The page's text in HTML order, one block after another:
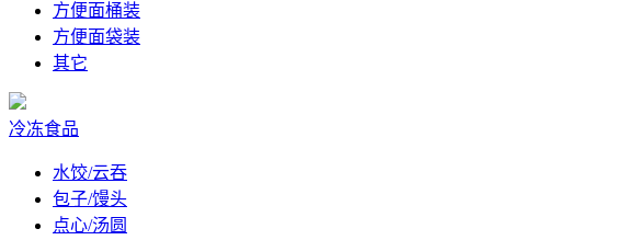
方便面桶装
方便面袋装
其它
冷冻食品
水饺/云吞
包子/馒头
点心/汤圆